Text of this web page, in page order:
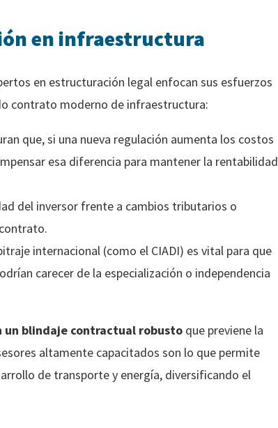
en infraestructura
en estructuración legal enfocan sus esfuerzos
contrato moderno de infraestructura:
que, si una nueva regulación aumenta los costos
esa diferencia para mantener la rentabilidad
del inversor frente a cambios tributarios o
internacional (como el CIADI) es vital para que
carecer de la especialización o independencia
un blindaje contractual robusto que previene la
altamente capacitados son lo que permite
de transporte y energía, diversificando el